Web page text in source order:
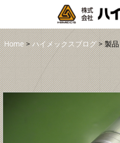
Home>ハイメックスブログ> 製品